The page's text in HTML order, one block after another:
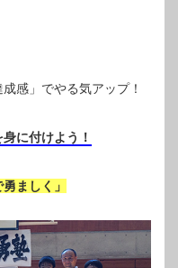
感」でやる気アップ！
に付けよう！
ましく」